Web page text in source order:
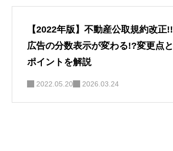
【2022年版】不動産公取規約改正!!
広告の分数表示が変わる!?変更点と
ポイントを解説
2022.05.20 2026.03.24